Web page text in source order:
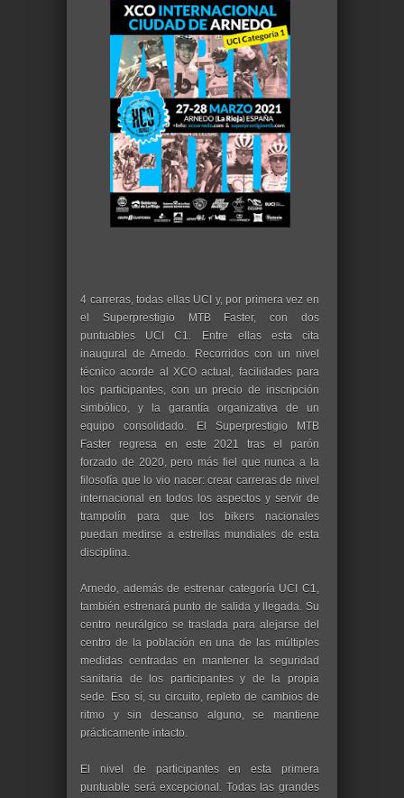
4 carreras, todas ellas UCI y, por primera vez en
el Superprestigio MTB Faster, con dos
puntuables UCI C1. Entre ellas esta cita
inaugural de Arnedo. Recorridos con un nivel
técnico acorde al XCO actual, facilidades para
los participantes, con un precio de inscripción
simbólico, y la garantía organizativa de un
equipo consolidado. El Superprestigio MTB
Faster regresa en este 2021 tras el parón
forzado de 2020, pero más fiel que nunca a la
filosofía que lo vio nacer: crear carreras de nivel
internacional en todos los aspectos y servir de
trampolín para que los bikers nacionales
puedan medirse a estrellas mundiales de esta
disciplina.
Arnedo, además de estrenar categoría UCI C1,
también estrenará punto de salida y llegada. Su
centro neurálgico se traslada para alejarse del
centro de la población en una de las múltiples
medidas centradas en mantener la seguridad
sanitaria de los participantes y de la propia
sede. Eso sí, su circuito, repleto de cambios de
ritmo y sin descanso alguno, se mantiene
prácticamente intacto.
El nivel de participantes en esta primera
puntuable será excepcional. Todas las grandes